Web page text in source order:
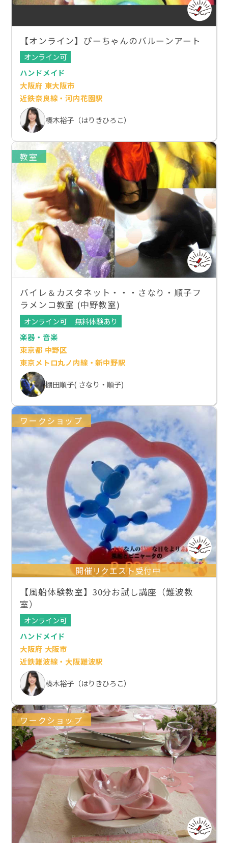
【オンライン】ぴーちゃんのバルーンアート
オンライン可
ハンドメイド
大阪府 東大阪市
近鉄奈良線・河内花園駅
榛木裕子（はりきひろこ）
教室
バイレ＆カスタネット・・・さなり・順子フ
ラメンコ教室 (中野教室)
オンライン可
無料体験あり
楽器・音楽
東京都 中野区
東京メトロ丸ノ内線・新中野駅
棚田順子( さなり・順子)
ワークショップ
開催リクエスト受付中
【風船体験教室】30分お試し講座（難波教
室）
オンライン可
ハンドメイド
大阪府 大阪市
近鉄難波線・大阪難波駅
榛木裕子（はりきひろこ）
ワークショップ